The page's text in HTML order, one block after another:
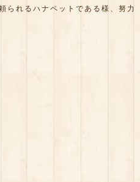
られるハナペットである様、努力